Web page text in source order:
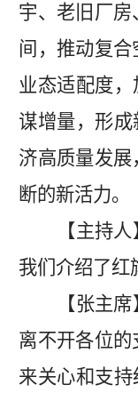
宇、老旧厂
间，推动复
业态适配度，
谋增量，形成
济高质量发
断的新活力。
【主持
我们介绍了红
【 张主席
离不开各位
来关心和支持